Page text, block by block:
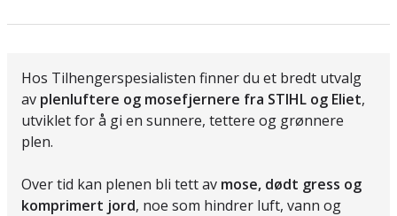
Hos Tilhengerspesialisten finner du et bredt utvalg
av plenluftere og mosefjernere fra STIHL og Eliet,
utviklet for å gi en sunnere, tettere og grønnere
plen.
Over tid kan plenen bli tett av mose, dødt gress og
komprimert jord, noe som hindrer luft, vann og